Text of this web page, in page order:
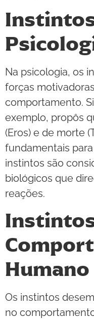
Na psicologia, os
forças
comportamento.
exemplo, propôs
(Eros) e de morte
fundamentais
instintos são
biológicos que
reações.
Humano
Os instintos
no